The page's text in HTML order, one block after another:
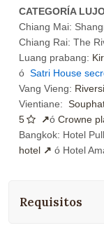
CATEGORÍA
Chiang Mai:
Chiang Rai: The
Luang prabang:
ó Satri House
Vang Vieng:
Vientiane:
5
ó Crowne
Bangkok: Hotel
hotel
ó Hotel
Requisitos